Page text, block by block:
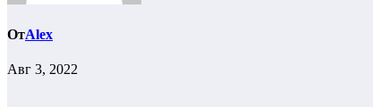
ОтAlex
Авг 3, 2022